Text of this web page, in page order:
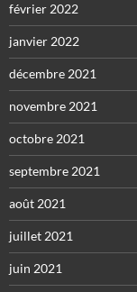
février 2022
janvier 2022
décembre 2021
novembre 2021
octobre 2021
septembre 2021
août 2021
juillet 2021
juin 2021